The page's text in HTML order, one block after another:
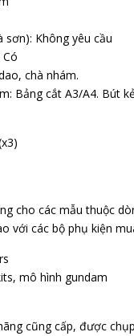
sơn): Không yêu cầu
chà nhám.
Bảng cắt A3/A4. Bút
cho các mẫu thuộc
với các bộ phụ kiện
mô hình gundam
cũng cấp, được